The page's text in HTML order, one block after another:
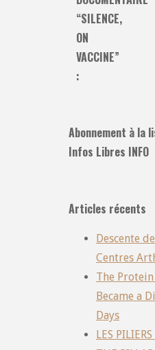
“SILENCE,
ON
VACCINE”
:
Abonnement à la
Infos Libres INFO
Articles récents
Descente
Centres
The
Became a
Days
LES